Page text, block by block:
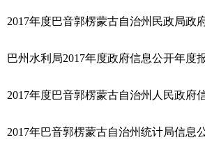
巴州水利局2017年度政府信息公开年度